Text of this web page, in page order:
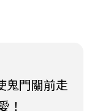
鬼門關前走
！